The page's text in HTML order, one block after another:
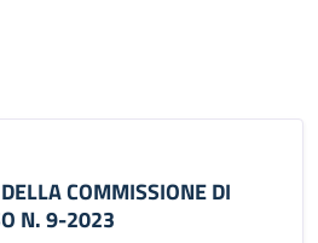
COMMISSIONE DI
N. 9-2023